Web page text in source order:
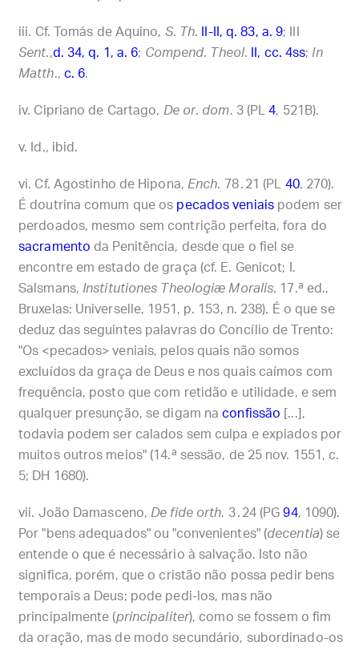
Cf. Tomás de Aquino, S. Th. II-II, q. 83, a. 9; III
Sent.,d. 34, q. 1, a. 6; Compend. Theol. II, cc. 4ss; In
Matth., c. 6.
Cipriano de Cartago, De or. dom. 3 (PL4, 521B).
Id., ibid.
Cf. Agostinho de Hipona, Ench. 78․21 (PL 40, 270).
É doutrina comum que os pecados veniaispodem ser
perdoados, mesmo sem contrição perfeita, fora do
sacramento da Penitência, desde que o fiel se
encontre em estado de graça (cf. E. Genicot; I.
Salsmans, Institutiones Theologiæ Moralis. 17.ª ed.,
Bruxelas: Universelle, 1951, p. 153, n. 238). É o que se
deduz das seguintes palavras do Concílio de Trento:
"Os <pecados> veniais, pelos quais não somos
excluídos da graça de Deus e nos quais caímos com
frequência, posto que com retidão e utilidade, e sem
qualquer presunção, se digam naconfissão [...],
todavia podem ser calados sem culpa e expiados por
muitos outros meios" (14.ª sessão, de 25 nov. 1551, c.
5; DH 1680).
João Damasceno, De fide orth. 3․24 (PG94, 1090).
Por "bens adequados" ou "convenientes" (decentia) se
entende o que é necessário à salvação. Isto não
significa, porém, que o cristão não possa pedir bens
temporais a Deus; pode pedi-los, mas não
principalmente (principaliter), como se fossem o fim
da oração, mas de modo secundário, subordinado-os